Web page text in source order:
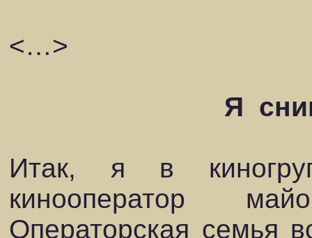
<…>
Я
Итак, я в
кинооператор
Операторская семья